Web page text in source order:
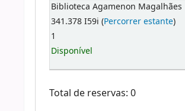
Biblioteca Agamenon Magalhães
341.378 I59i (Percorrer estante)
1
Disponível
Total de reservas: 0